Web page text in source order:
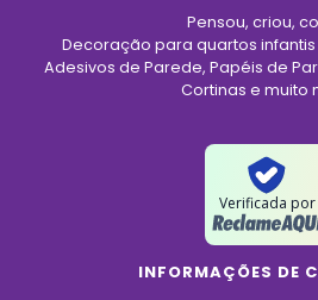
Pensou, criou,
Decoração para quartos
Adesivos de Parede, Papéis de
Cortinas e muito
Verificada por
INFORMAÇÕES DE